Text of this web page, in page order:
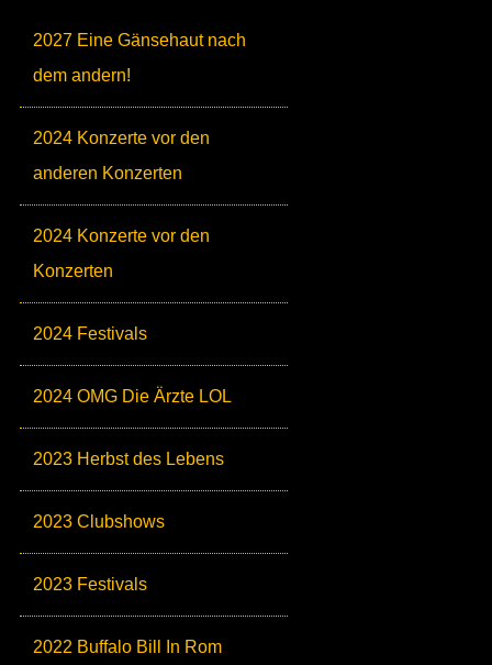
2027 Eine Gänsehaut nach
dem andern!
2024 Konzerte vor den
anderen Konzerten
2024 Konzerte vor den
Konzerten
2024 Festivals
2024 OMG Die Ärzte LOL
2023 Herbst des Lebens
2023 Clubshows
2023 Festivals
2022 Buffalo Bill In Rom